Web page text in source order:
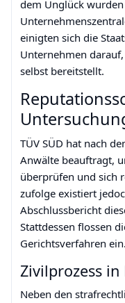
dem Unglück
einigten sich die
Unternehmen
selbst bereitstellt.
TÜV SÜD hat nach
Anwälte beauftragt,
überprüfen und sich
zufolge existiert
Abschlussbericht
Stattdessen flossen
Gerichtsverfahren ein.
Zivilprozess in
Neben den